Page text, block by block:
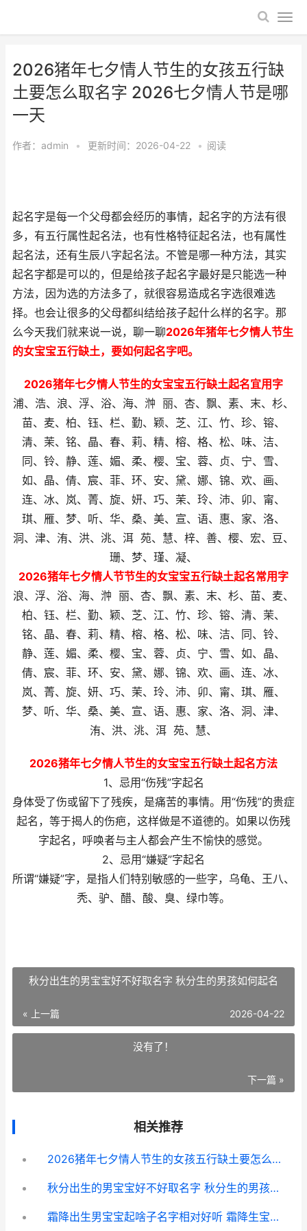
2026猪年七夕情人节生的女孩五行缺
土要怎么取名字 2026七夕情人节是哪
一天
作者： admin • 更新时间：2026-04-22 • 阅读
起名字是每一个父母都会经历的事情，起名字的方法有很
多，有五行属性起名法，也有性格特征起名法，也有属性
起名法，还有生辰八字起名法。不管是哪一种方法，其实
起名字都是可以的，但是给孩子起名字最好是只能选一种
方法，因为选的方法多了，就很容易造成名字选很难选
择。也会让很多的父母都纠结给孩子起什么样的名字。那
么今天我们就来说一说，聊一聊2026年猪年七夕情人节生
的女宝宝五行缺土，要如何起名字吧。
2026猪年七夕情人节生的女宝宝五行缺土起名宜用字
浦、浩、浪、浮、浴、海、浺 丽、杏、飘、素、末、杉、
苗、麦、柏、钰、栏、勤、颖、芝、江、竹、珍、镕、
清、茉、铭、晶、春、莉、精、榕、格、松、味、洁、
同、铃、静、莲、媚、柔、樱、宝、蓉、贞、宁、雪、
如、晶、倩、宸、菲、环、安、黛、娜、锦、欢、画、
连、冰、岚、菁、旋、妍、巧、茉、玲、沛、卯、甯、
琪、雁、梦、听、华、桑、美、宣、语、惠、家、洛、
洞、津、洧、洪、洮、洱 苑、慧、梓、善、樱、宏、豆、
珊、梦、瑾、凝、
2026猪年七夕情人节节生的女宝宝五行缺土起名常用字
浪、浮、浴、海、浺 丽、杏、飘、素、末、杉、苗、麦、
柏、钰、栏、勤、颖、芝、江、竹、珍、镕、清、茉、
铭、晶、春、莉、精、榕、格、松、味、洁、同、铃、
静、莲、媚、柔、樱、宝、蓉、贞、宁、雪、如、晶、
倩、宸、菲、环、安、黛、娜、锦、欢、画、连、冰、
岚、菁、旋、妍、巧、茉、玲、沛、卯、甯、琪、雁、
梦、听、华、桑、美、宣、语、惠、家、洛、洞、津、
洧、洪、洮、洱 苑、慧、
2026猪年七夕情人节生的女宝宝五行缺土起名方法
1、忌用“伤残”字起名
身体受了伤或留下了残疾，是痛苦的事情。用“伤残”的贵症
起名，等于揭人的伤疤，这样做是不道德的。如果以伤残
字起名，呼唤者与主人都会产生不愉快的感觉。
2、忌用“嫌疑”字起名
所谓“嫌疑”字，是指人们特别敏感的一些字，乌龟、王八、
秃、驴、醋、酸、臭、绿巾等。
秋分出生的男宝宝好不好取名字 秋分生的男孩如何起名
« 上一篇 2026-04-22
没有了！
下一篇 »
相关推荐
2026猪年七夕情人节生的女孩五行缺土要怎么取名字 2026七夕情人节是哪一天
秋分出生的男宝宝好不好取名字 秋分生的男孩如何起名
霜降出生男宝宝起啥子名字相对好听 霜降生宝宝好吗